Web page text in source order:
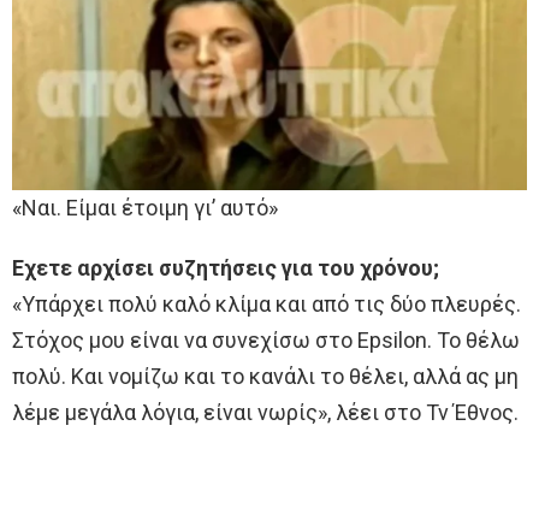
«Ναι. Είµαι έτοιµη γι’ αυτό»
Εχετε αρχίσει συζητήσεις για του χρόνου;
«Υπάρχει πολύ καλό κλίµα και από τις δύο πλευρές.
Στόχος µου είναι να συνεχίσω στο Epsilon. To θέλω
πολύ. Και νοµίζω και το κανάλι το θέλει, αλλά ας µη
λέµε µεγάλα λόγια, είναι νωρίς», λέει στο Tv Έθνος.